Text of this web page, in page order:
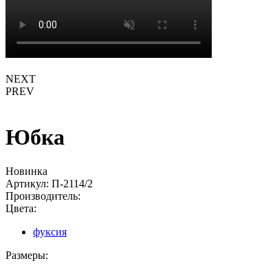
NEXT
PREV
Юбка
Новинка
Артикул: П-2114/2
Производитель:
Цвета:
фуксия
Размеры: